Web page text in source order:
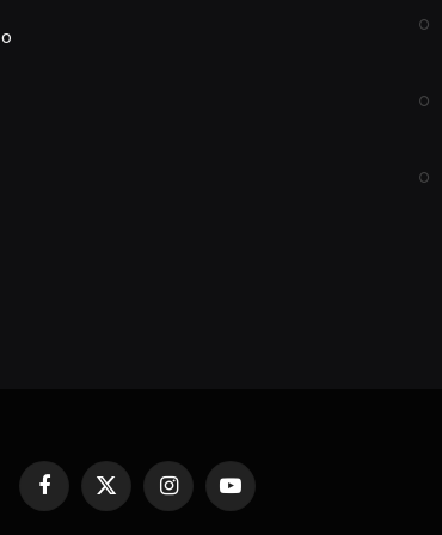
Facebook
X
(Twitter)
InstagramYouTube